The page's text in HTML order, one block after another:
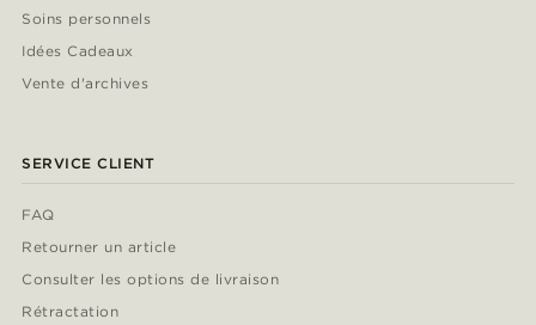
Soins personnels
Idées Cadeaux
Vente d'archives
SERVICE CLIENT
FAQ
Retourner un article
Consulter les options de livraison
Rétractation